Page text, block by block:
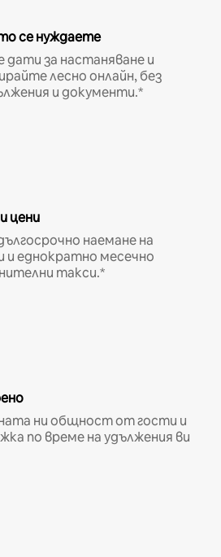
се нуждаете
за настаняване и
лесно онлайн, без
и документи.*
цени
наемане на
и еднократно месечно
такси.*
ни общност от гости и
по време на удължения ви